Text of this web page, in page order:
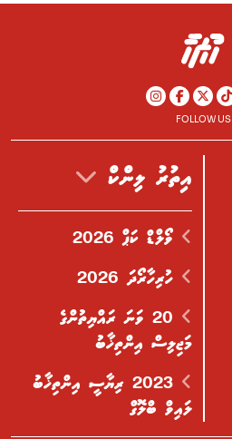
FOLLOW US
އިތުރު ލިންކް
ވޯލްޑް ކަޕް 2026
ހުރިހާރޯދަ 2026
20 ވަނަ ރައްޔިތުންގެ
މަޖިލިސް އިންތިޚާބު
2023 ރިޔާސީ އިންތިޚާބު
ލައިވް ބްލޮގް